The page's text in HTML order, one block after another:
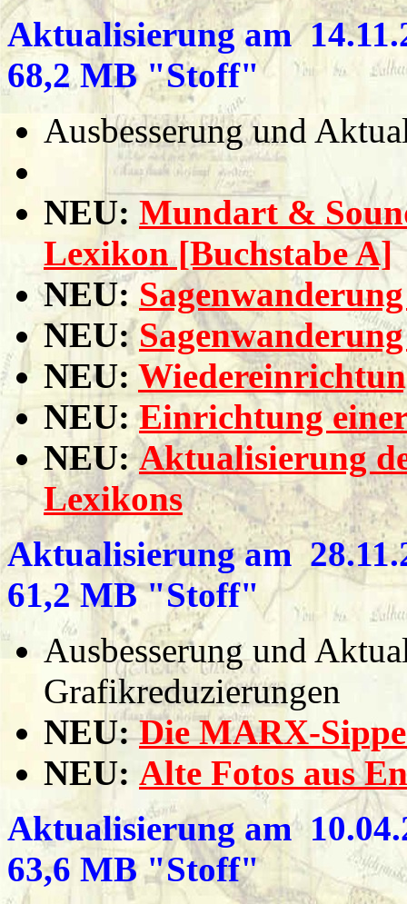
Aktualisierung am
68,2 MB "Stoff"
Ausbesserung und
NEU: Mundart &
Lexikon [Buchstabe A]
NEU:
NEU:
NEU:
NEU:Einrichtung
NEU:Aktualisierung
Lexikons
Aktualisierung am
61,2 MB "Stoff"
Ausbesserung und
Grafikreduzierungen
NEU:Die MARX-
NEU: Alte Fotos aus
Aktualisierung am
63,6 MB "Stoff"